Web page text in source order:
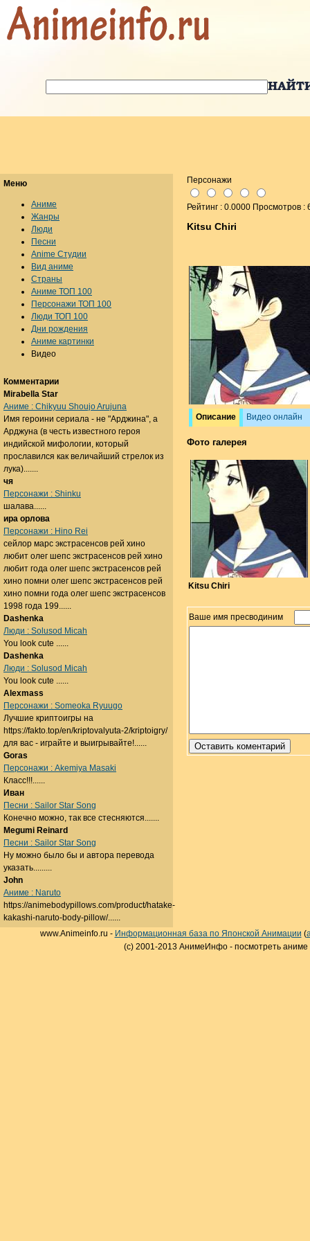
Персонажи
Рейтинг : 0.0000 Просмотров :
Kitsu Chiri
Описание Видео онлайн
Фото галерея
Kitsu Chiri
Ваше имя пресводиним
Меню
Аниме
Жанры
Люди
Песни
Anime Студии
Вид аниме
Страны
Аниме ТОП 100
Персонажи ТОП 100
Люди ТОП 100
Дни рождения
Аниме картинки
Видео
Комментарии
Mirabella Star
Аниме : Chikyuu Shoujo Arujuna
Имя героини сериала - не "Арджина", а
Арджуна (в честь известного героя
индийской мифологии, который
прославился как величайший стрелок из
лука).......
чя
Персонажи : Shinku
шалава......
ира орлова
Персонажи : Hino Rei
сейлор марс экстрасенсов рей хино
любит олег шепс экстрасенсов рей хино
любит года олег шепс экстрасенсов рей
хино помни олег шепс экстрасенсов рей
хино помни года олег шепс экстрасенсов
1998 года 199......
Dashenka
Люди : Solusod Micah
You look cute ......
Dashenka
Люди : Solusod Micah
You look cute ......
Alexmass
Персонажи : Someoka Ryuugo
Лучшие криптоигры на
https://fakto.top/en/kriptovalyuta-2/kriptoigry/
для вас - играйте и выигрывайте!......
Goras
Персонажи : Akemiya Masaki
Класс!!!......
Иван
Песни : Sailor Star Song
Конечно можно, так все стесняются.......
Megumi Reinard
Песни : Sailor Star Song
Ну можно было бы и автора перевода
указать.........
John
Аниме : Naruto
https://animebodypillows.com/product/hatake-
kakashi-naruto-body-pillow/......
www.Animeinfo.ru - Информационная база по Японской Анимации (
(c) 2001-2013 АнимеИнфо - посмотреть аниме